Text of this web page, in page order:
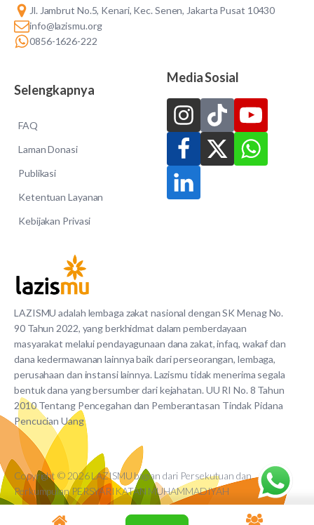
LAZISMU adalah lembaga zakat nasional dengan SK Menag No.
90 Tahun 2022, yang berkhidmat dalam pemberdayaan
masyarakat melalui pendayagunaan dana zakat, infaq, wakaf dan
dana kedermawanan lainnya baik dari perseorangan, lembaga,
perusahaan dan instansi lainnya. Lazismu tidak menerima segala
bentuk dana yang bersumber dari kejahatan. UU RI No. 8 Tahun
2010 Tentang Pencegahan dan Pemberantasan Tindak Pidana
Pencucian Uang
Jl. Jambrut No.5, Kenari, Kec. Senen, Jakarta Pusat 10430
info@lazismu.org
0856-1626-222
Selengkapnya
FAQ
Laman Donasi
Publikasi
Ketentuan Layanan
Kebijakan Privasi
Media Sosial
Copyright © 2026 LAZISMU bagian dari Persekutuan dan
Perkumpulan PERSYARIKATAN MUHAMMADIYAH